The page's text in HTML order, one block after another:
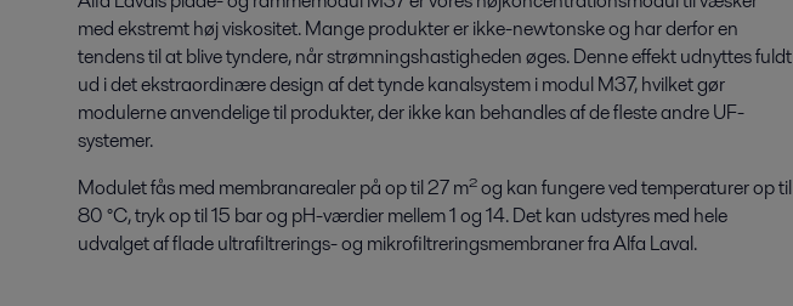
med ekstremt høj viskositet. Mange produkter er ikke-newtonske og har derfor en
tendens til at blive tyndere, når strømningshastigheden øges. Denne effekt udnyttes fuldt
ud i det ekstraordinære design af det tynde kanalsystem i modul M37, hvilket gør
modulerne anvendelige til produkter, der ikke kan behandles af de fleste andre UF-
systemer.
Modulet fås med membranarealer på op til 27 m² og kan fungere ved temperaturer op til
80 °C, tryk op til 15 bar og pH-værdier mellem 1 og 14. Det kan udstyres med hele
udvalget af flade ultrafiltrerings- og mikrofiltreringsmembraner fra Alfa Laval.